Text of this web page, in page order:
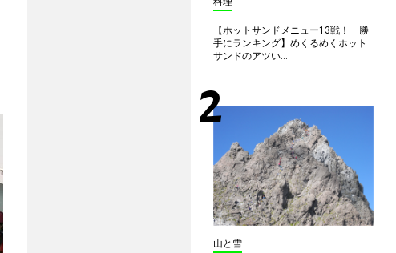
【ホットサンドメニュー13戦！ 勝
手にランキング】めくるめくホット
サンドのアツい...
山と雪